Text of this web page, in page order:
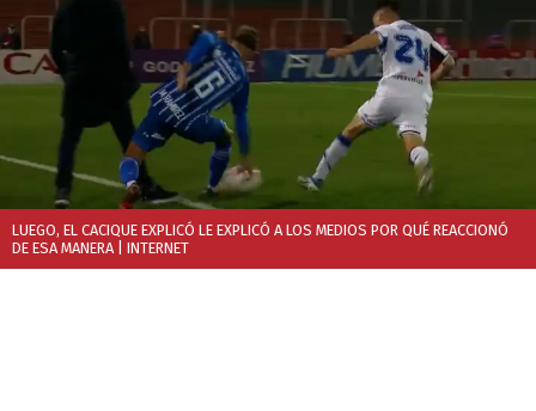
LUEGO, EL CACIQUE EXPLICÓ LE EXPLICÓ A LOS MEDIOS POR QUÉ REACCIONÓ
DE ESA MANERA | INTERNET